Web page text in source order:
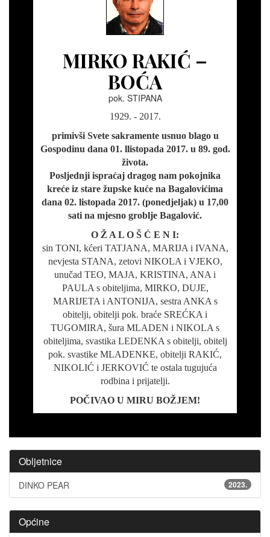
MIRKO RAKIĆ –
BOĆA
pok. STIPANA
1929. - 2017.
primivši Svete sakramente usnuo blago u
Gospodinu dana 01. llistopada 2017. u 89. god.
života.
Posljednji ispraćaj dragog nam pokojnika
kreće iz stare župske kuće na Bagalovićima
dana 02. listopada 2017. (ponedjeljak) u 17,00
sati na mjesno groblje Bagalović.
O Ž A L O Š Ć E N I:
sin TONI, kćeri TATJANA, MARIJA i IVANA,
nevjesta STANA, zetovi NIKOLA i VJEKO,
unučad TEO, MAJA, KRISTINA, ANA i
PAULA s obiteljima, MIRKO, DUJE,
MARIJETA i ANTONIJA, sestra ANKA s
obitelji, obitelji pok. braće SREĆKA i
TUGOMIRA, šura MLADEN i NIKOLA s
obiteljima, svastika LEDENKA s obitelji, obitelj
pok. svastike MLADENKE, obitelji RAKIĆ,
NIKOLIĆ i JERKOVIĆ te ostala tugujuća
rodbina i prijatelji.
POČIVAO U MIRU BOŽJEM!
Obljetnice
DINKO PEAR 2023.
Općine